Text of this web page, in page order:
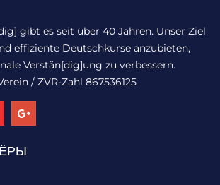
gibt es seit über 40 Jahren. Unser Ziel
effiziente Deutschkurse anzubieten,
Verstän[dig]ung zu verbessern.
/ ZVR-Zahl 867536125